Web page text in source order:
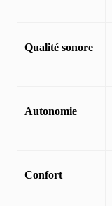
Qualité sonore
Autonomie
Confort